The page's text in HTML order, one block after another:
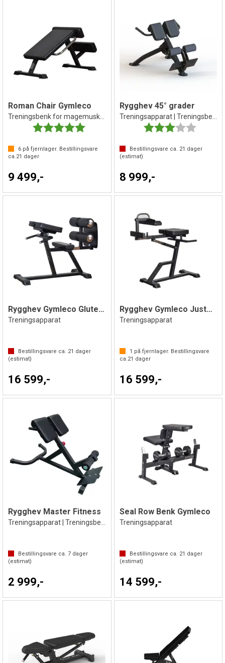
Roman Chair Gymleco
Karakter:
5.0 av 5 mulige
6 på fjernlager. Bestillingsvare
ca. 21 dager
9 499,-
Rygghev 45° grader
Karakter:
Bestillingsvare ca. 21 dager
(estimat)
8 999,-
Rygghev Gymleco Glute Ham Raise
Treningsapparat
Bestillingsvare ca. 21 dager
(estimat)
16 599,-
Rygghev Gymleco Justerbar
Treningsapparat
1 på fjernlager. Bestillingsvare
ca. 21 dager
16 599,-
Rygghev Master Fitness
Bestillingsvare ca. 7 dager
(estimat)
2 999,-
Seal Row Benk Gymleco
Treningsapparat
Bestillingsvare ca. 21 dager
(estimat)
14 599,-